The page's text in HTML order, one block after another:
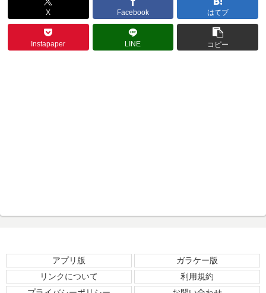
X Facebook はてブ
Instapaper LINE コピー
アプリ版
ガラケー版
リンクについて
利用規約